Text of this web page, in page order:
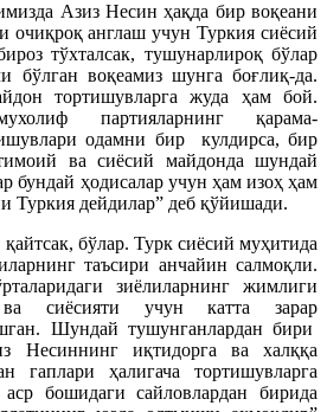
Азиз Несин ҳақда бир воқеани
очиқроқ англаш учун Туркия сиёсий
тўхталсак, тушунарлироқ бўлар
бўлган воқеамиз шунга боғлиқ-да.
тортишувларга жуда ҳам бой.
партияларнинг қарама-
одамни бир кулдирса, бир
ва сиёсий майдонда шундай
бундай ҳодисалар учун ҳам изоҳ ҳам
Туркия дейдилар” деб қўйишади.
бўлар. Турк сиёсий муҳитида
таъсири анчайин салмоқли.
зиёлиларнинг жимлиги
ва сиёсияти учун катта зарар
Шундай тушунганлардан бири
Несиннинг иқтидорга ва халққа
гаплари ҳалигача тортишувларга
бошидаги сайловлардан бирида